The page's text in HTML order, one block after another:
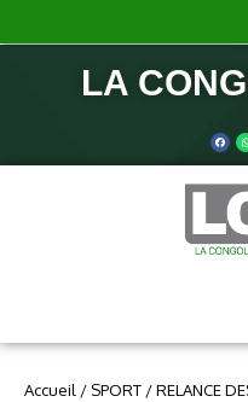
LA
Accueil / SPORT /RELANCE